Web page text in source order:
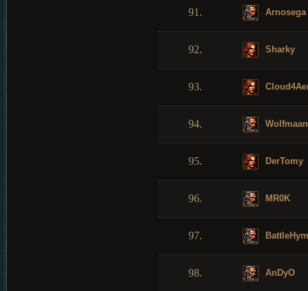
91. Arnosega
92. Sharky
93.
94. Wolfmaan
95. DerTomy
96. MR0K
97.
98. AnDyO